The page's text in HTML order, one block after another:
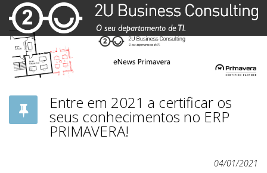
Entre em 2021 a certificar os
seus conhecimentos no ERP
PRIMAVERA!
04/01/2021